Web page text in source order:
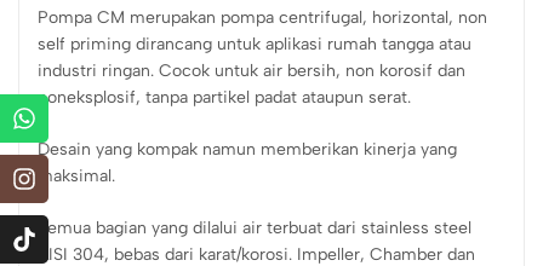
Pompa CM merupakan pompa centrifugal, horizontal, non
self priming dirancang untuk aplikasi rumah tangga atau
industri ringan. Cocok untuk air bersih, non korosif dan
noneksplosif, tanpa partikel padat ataupun serat.
Desain yang kompak namun memberikan kinerja yang
maksimal.
Semua bagian yang dilalui air terbuat dari stainless steel
AISI 304, bebas dari karat/korosi. Impeller, Chamber dan